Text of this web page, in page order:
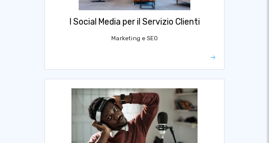
I Social Media per il Servizio Clienti
Marketing e SEO